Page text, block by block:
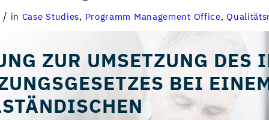
/ in Case Studies, Programm Management Office,
ZUR UMSETZUNG DES
BEI